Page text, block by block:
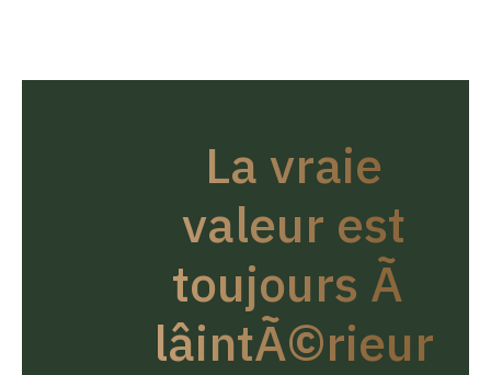
La vraie
valeur est
toujours Ã
lâintÃ©rieur